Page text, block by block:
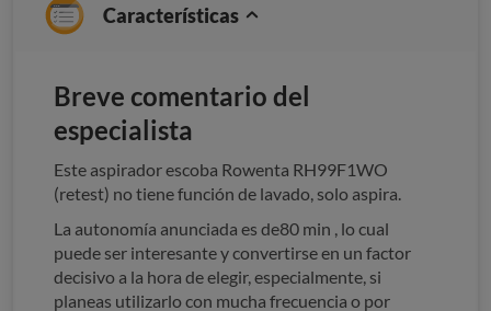
Características
Breve comentario del
especialista
Este aspirador escoba Rowenta RH99F1WO
(retest) no tiene función de lavado, solo aspira.
La autonomía anunciada es de80 min , lo cual
puede ser interesante y convertirse en un factor
decisivo a la hora de elegir, especialmente, si
planeas utilizarlo con mucha frecuencia o por